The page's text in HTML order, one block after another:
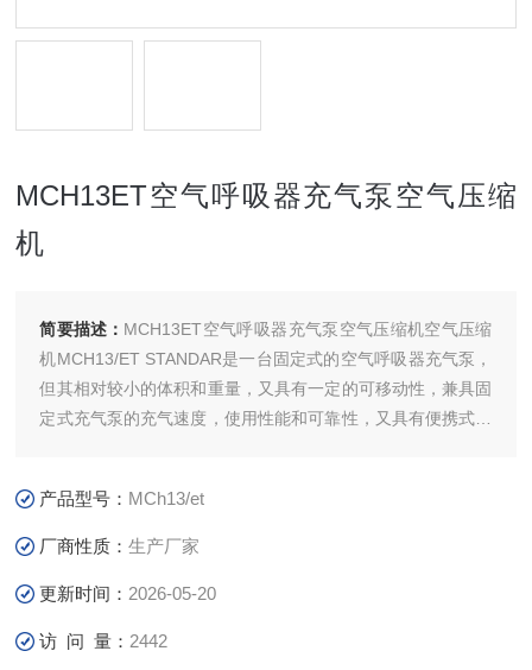
MCH13ET空气呼吸器充气泵空气压缩
机
简要描述： MCH13ET空气呼吸器充气泵空气压缩机空气压缩
机MCH13/ET STANDAR是一台固定式的空气呼吸器充气泵，
但其相对较小的体积和重量，又具有一定的可移动性，兼具固
定式充气泵的充气速度，使用性能和可靠性，又具有便携式充
途。
产品型号： MCh13/et
厂商性质：生产厂家
更新时间： 2026-05-20
访 问 量： 2442